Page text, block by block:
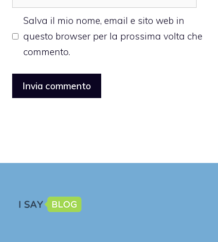
web
Salva il mio nome, email e sito web in
questo browser per la prossima volta che
commento.